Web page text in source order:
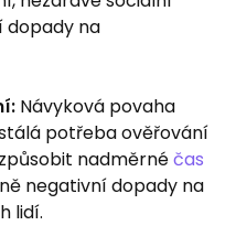
dopady na
Návyková povaha
potřeba ověřování
nadměrnéčas
negativní dopady na
lidí.